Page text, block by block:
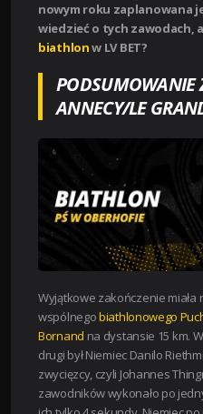
nowym roku zaplanowana
wiedzieć o tych zawodach,
biathlonw LV BET?
PODSUMOWANIE
ANNECY/LE
Wyjątkowe zakończenie
wspólnegobiathlonowego
Bornand na dystansie 15 km.
drugi był Niemiec Danilo
zwycięzcy, czyli Johannes
zawodników wykonało po